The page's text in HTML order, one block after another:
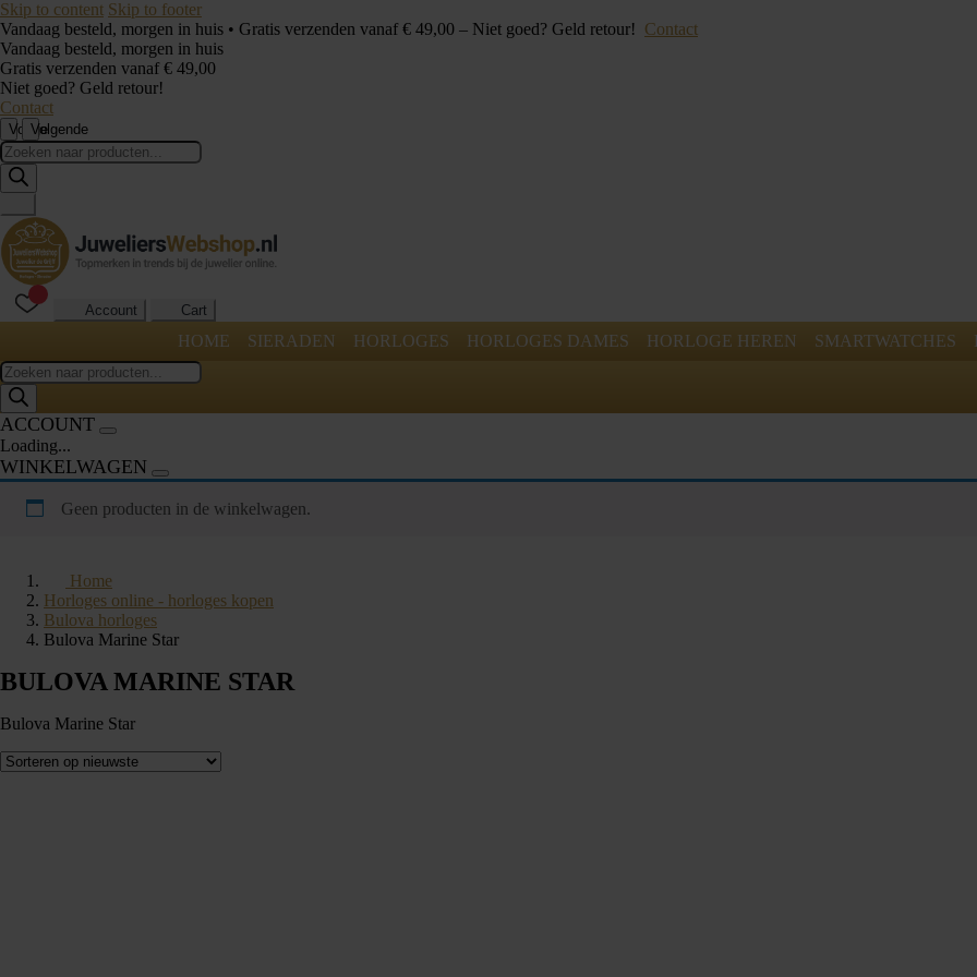
Skip to content Skip to footer
Vandaag besteld, morgen in huis • Gratis verzenden vanaf € 49,00 – Niet goed? Geld retour! Contact
Vandaag besteld, morgen in huis
Gratis verzenden vanaf € 49,00
Niet goed? Geld retour!
Contact
VorigeVolgende
Producten
zoeken
Account Cart
HOME SIERADEN HORLOGES HORLOGES DAMES HORLOGE HEREN SMARTWATCHES
Producten
zoeken
ACCOUNT
Loading...
WINKELWAGEN
Geen producten in de winkelwagen.
Home
Horloges online - horloges kopen
Bulova horloges
Bulova Marine Star
BULOVA MARINE STAR
Bulova Marine Star